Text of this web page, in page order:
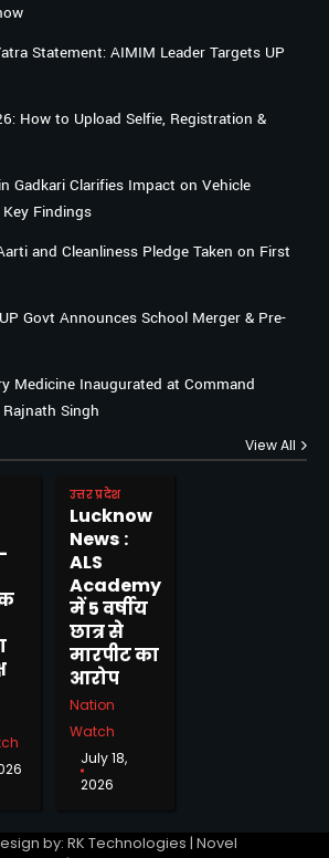
Statement: AIMIM Leader Targets UP
How to Upload Selfie, Registration &
Gadkari Clarifies Impact on Vehicle
Findings
and Cleanliness Pledge Taken on First
Govt Announces School Merger & Pre-
Medicine Inaugurated at Command
Singh
View All
उत्तर प्रदेश
Lucknow
News :
ALS
Academy
में 5 वर्षीय
छात्र से
मारपीट का
आरोप
Nation
Watch
July 18,
2026
by: RK Technologies | Novel